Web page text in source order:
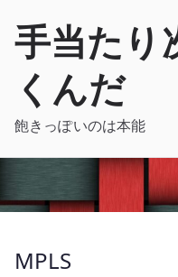
手当たり
くんだ
飽きっぽいのは本能
MPLS